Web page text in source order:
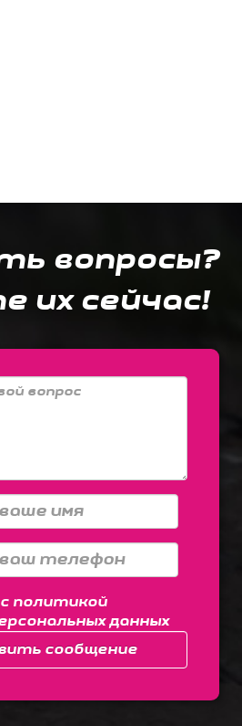
вопросы?
их сейчас!
политикой
данных
сообщение